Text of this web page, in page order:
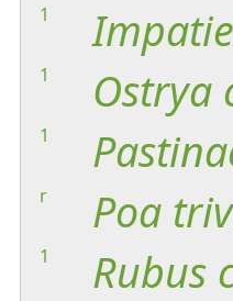
1
1 Ostrya
1
r Poa
1 Rubus